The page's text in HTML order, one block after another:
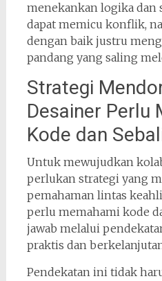
menekankan logika dan
dapat memicu konflik,
dengan baik justru
pandang yang saling
Strategi
Desainer Perlu
Kode dan
Untuk mewujudkan
perlukan strategi yang
pemahaman lintas
perlu memahami kode
jawab melalui
praktis dan
Pendekatan ini tidak